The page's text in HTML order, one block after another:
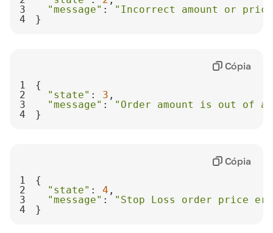
3
"message" :
"Incorrect amount or
4
}
1
2
"state" : 3
3
"message" :
"Order amount is out of
4
}
Cópia
1
2
"state" : 4
3
"message" :
"Stop Loss order price
4
}
Cópia